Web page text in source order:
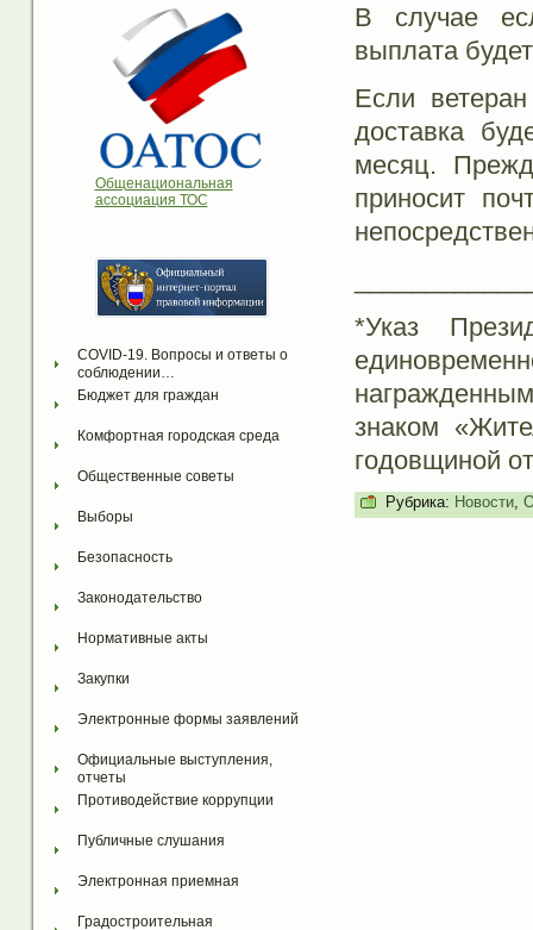
Общенациональная
ассоциация ТОС
COVID-19. Вопросы и ответы о
соблюдении…
Бюджет для граждан
Комфортная городская среда
Общественные советы
Выборы
Безопасность
Законодательство
Нормативные акты
Закупки
Электронные формы заявлений
Официальные выступления,
отчеты
Противодействие коррупции
Публичные слушания
Электронная приемная
Градостроительная
В случае
выплата
Если
доставка
месяц.
приносит
*Указ
знаком
годовщиной
Рубрика: Новости,